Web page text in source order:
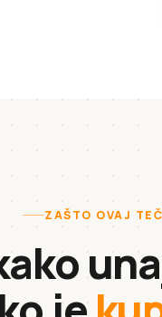
ZAŠTO OVAJ